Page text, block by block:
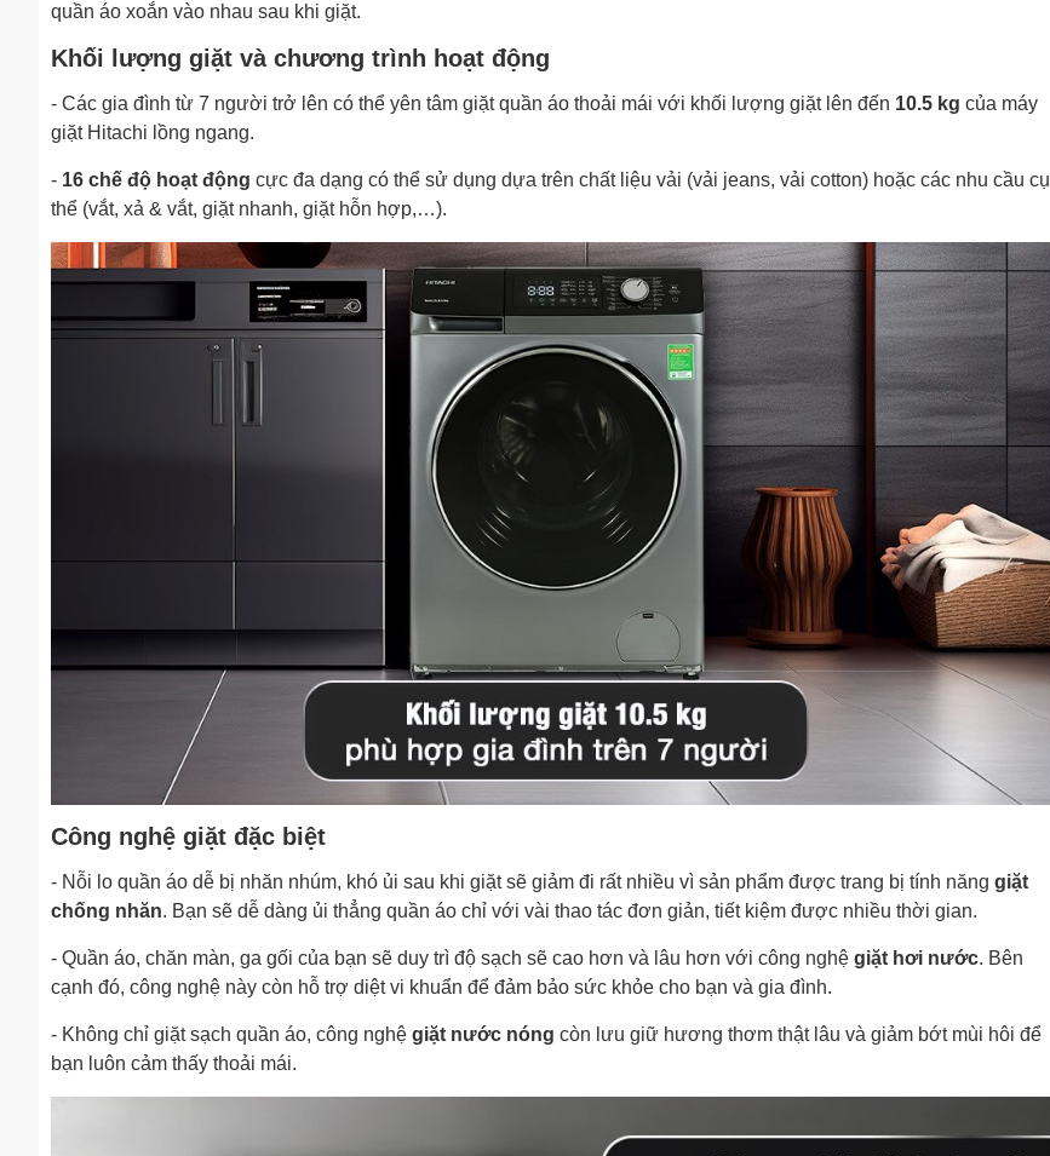
quần áo xoắn vào nhau sau khi giặt.
Khối lượng giặt và chương trình hoạt động
- Các gia đình từ 7 người trở lên có thể yên tâm giặt quần áo thoải mái với khối lượng giặt lên đến 10.5 kg của máy
giặt Hitachi lồng ngang.
- 16 chế độ hoạt động cực đa dạng có thể sử dụng dựa trên chất liệu vải (vải jeans, vải cotton) hoặc các nhu cầu cụ
thể (vắt, xả & vắt, giặt nhanh, giặt hỗn hợp,…).
Công nghệ giặt đặc biệt
- Nỗi lo quần áo dễ bị nhăn nhúm, khó ủi sau khi giặt sẽ giảm đi rất nhiều vì sản phẩm được trang bị tính năng giặt
chống nhăn. Bạn sẽ dễ dàng ủi thẳng quần áo chỉ với vài thao tác đơn giản, tiết kiệm được nhiều thời gian.
- Quần áo, chăn màn, ga gối của bạn sẽ duy trì độ sạch sẽ cao hơn và lâu hơn với công nghệ giặt hơi nước. Bên
cạnh đó, công nghệ này còn hỗ trợ diệt vi khuẩn để đảm bảo sức khỏe cho bạn và gia đình.
- Không chỉ giặt sạch quần áo, công nghệ giặt nước nóng còn lưu giữ hương thơm thật lâu và giảm bớt mùi hôi để
bạn luôn cảm thấy thoải mái.